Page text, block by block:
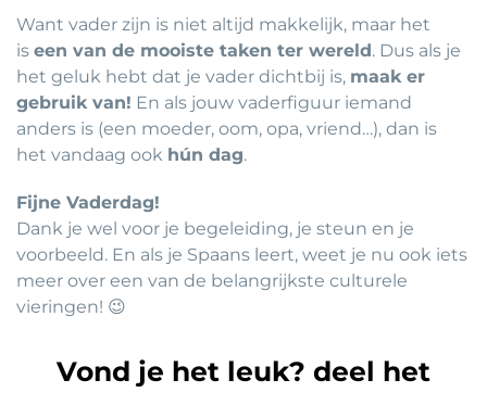
Want vader zijn is niet altijd makkelijk, maar het
is een van de mooiste taken ter wereld . Dus als je
het geluk hebt dat je vader dichtbij is, maak er
gebruik van! En als jouw vaderfiguur iemand
anders is (een moeder, oom, opa, vriend…), dan is
het vandaag ook hún dag.
Fijne Vaderdag!
Dank je wel voor je begeleiding, je steun en je
voorbeeld. En als je Spaans leert, weet je nu ook iets
meer over een van de belangrijkste culturele
vieringen! 😉
Vond je het leuk? deel het